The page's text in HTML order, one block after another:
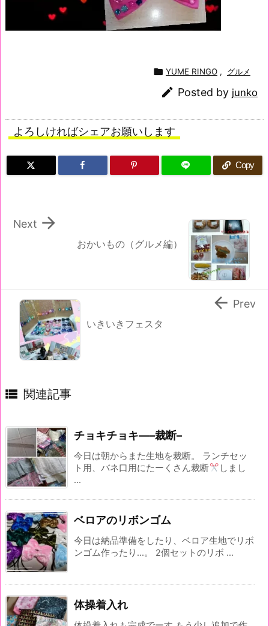
 YUME RINGO , グルメ
 Posted by junko
よろしければシェアお願いします
Copy
おかいもの（グルメ編）

Next
いきいきフェスタ
 Prev
 関連記事
チョキチョキ—–裁断–
今日は朝からまた生地を裁断。 ランチセッ
ト用、バネ口用にたーくさん裁断
しまし
...
ベロアのリボンゴム
今日は納品準備をしたり、ベロア生地でリボ
ンゴム作ったり...。 2個セットのリボ ...
体操着入れ